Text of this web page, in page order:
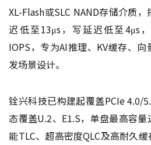
XL-Flash或SLC NAND存储介质
迟低至13μs，写延迟低至4μs
IOPS，专为AI推理、KV缓存、
发场景设计。
铨兴科技已构建起覆盖PCIe 4.0/
态覆盖U.2、E1.S，单盘最高容
能TLC、超高密度QLC及高耐久